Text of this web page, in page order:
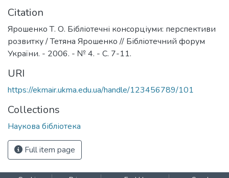
Citation
Ярошенко Т. О. Бібліотечні консорціуми: перспективи
розвитку / Тетяна Ярошенко // Бібліотечний форум
України. - 2006. - № 4. - С. 7-11.
URI
https://ekmair.ukma.edu.ua/handle/123456789/101
Collections
Наукова бібліотека
Full item page